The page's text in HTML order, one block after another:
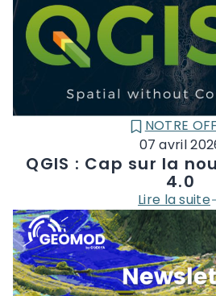
QGIS : Cap sur la
4.0
Lire la suite
CATÉGORIE :
NOTRE
07 avril